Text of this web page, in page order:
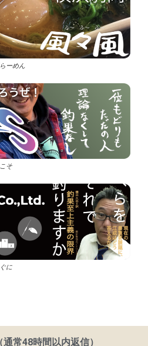
ーめん
そ
に
常48時間以内返信）